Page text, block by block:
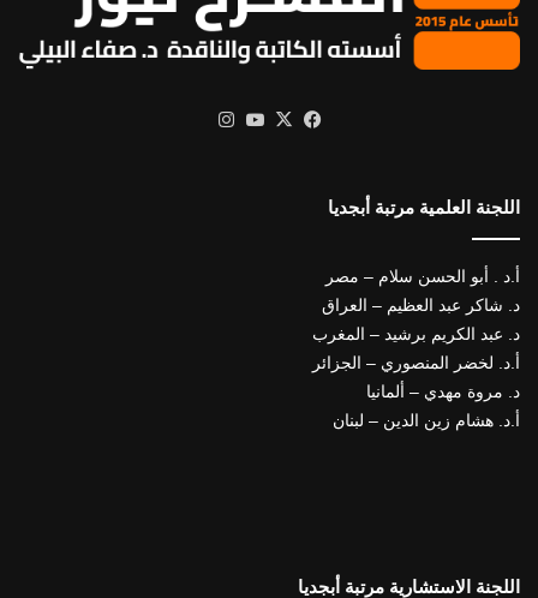
فيسبوك
X يوتيوب
اللجنة العلمية مرتبة أبجديا
أ.د . أبو الحسن سلام – مصر
د. شاكر عبد العظيم – العراق
د. عبد الكريم برشيد – المغرب
أ.د. لخضر المنصوري – الجزائر
د. مروة مهدي – ألمانيا
أ.د. هشام زين الدين – لبنان
اللجنة الاستشارية مرتبة أبجديا